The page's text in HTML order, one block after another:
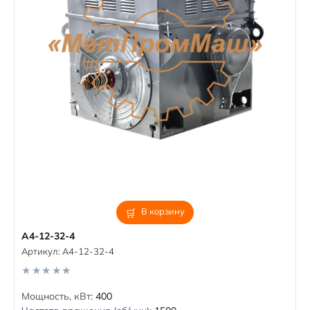
В корзину
А4-12-32-4
Артикул: А4-12-32-4
0
o
Мощность, кВт: 400